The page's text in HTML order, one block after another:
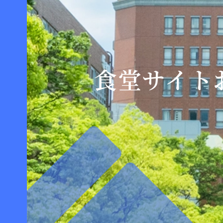
食堂サイト